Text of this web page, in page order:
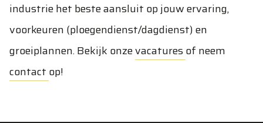
industrie het beste aansluit op jouw ervaring,
voorkeuren (ploegendienst/dagdienst) en
groeiplannen. Bekijk onzevacaturesof neem
contact op!